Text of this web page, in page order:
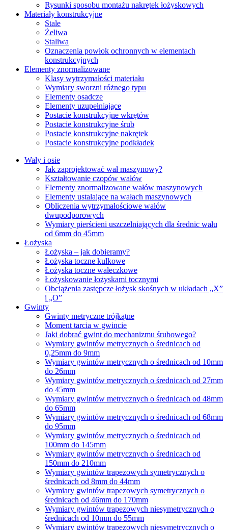
Rysunki sposobu montażu nakrętek łożyskowych
Materiały konstrukcyjne
Stale
Żeliwa
Staliwa
Oznaczenia powłok ochronnych w elementach
konstrukcyjnych
Elementy znormalizowane
Klasy wytrzymałości materiału
Wymiary sworzni różnego typu
Elementy osadcze
Elementy uzupełniające
Postacie konstrukcyjne wkrętów
Postacie konstrukcyjne śrub
Postacie konstrukcyjne nakrętek
Postacie konstrukcyjne podkładek
Wały i osie
Jak zaprojektować wał maszynowy?
Kształtowanie czopów wałów
Elementy znormalizowane wałów maszynowych
Elementy ustalające na wałach maszynowych
Obliczenia wytrzymałościowe wałów
dwupodporowych
Wymiary pierścieni uszczelniających dla średnic wału
od 6mm do 45mm
Łożyska
Łożyska – jak dobieramy?
Łożyska toczne kulkowe
Łożyska toczne wałeczkowe
Łożyskowanie łożyskami tocznymi
Obciążenia zastępcze łożysk skośnych w układach „X”
i „O”
Gwinty
Gwinty metryczne trójkątne
Moment tarcia w gwincie
Jaki dobrać gwint do mechanizmu śrubowego?
Wymiary gwintów metrycznych o średnicach od
0,25mm do 9mm
Wymiary gwintów metrycznych o średnicach od 10mm
do 26mm
Wymiary gwintów metrycznych o średnicach od 27mm
do 45mm
Wymiary gwintów metrycznych o średnicach od 48mm
do 65mm
Wymiary gwintów metrycznych o średnicach od 68mm
do 95mm
Wymiary gwintów metrycznych o średnicach od
100mm do 145mm
Wymiary gwintów metrycznych o średnicach od
150mm do 210mm
Wymiary gwintów trapezowych symetrycznych o
średnicach od 8mm do 44mm
Wymiary gwintów trapezowych symetrycznych o
średnicach od 46mm do 170mm
Wymiary gwintów trapezowych niesymetrycznych o
średnicach od 10mm do 55mm
Wymiary gwintów trapezowych niesymetrycznych o